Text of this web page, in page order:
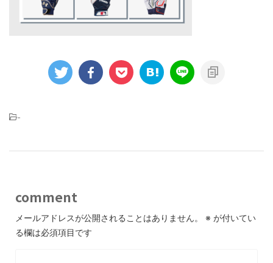
-
comment
メールアドレスが公開されることはありません。 ※ が付いてい
る欄は必須項目です